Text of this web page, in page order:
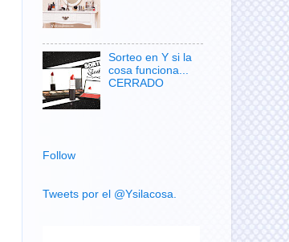
Sorteo en Y si la
cosa funciona...
CERRADO
Follow
Tweets por el @Ysilacosa.